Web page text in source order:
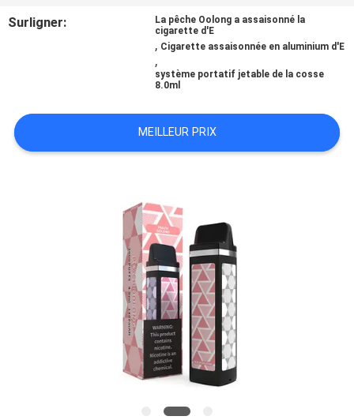
UNE
Surligner:
La pêche Oolong a assaisonné la
cigarette d'E
, Cigarette assaisonnée en aluminium d'E
,
système portatif jetable de la cosse
8.0ml
MEILLEUR PRIX